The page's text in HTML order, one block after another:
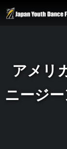
アメリ
ニージ